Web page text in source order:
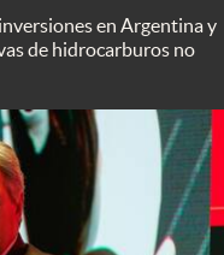
en Argentina y
de hidrocarburos no